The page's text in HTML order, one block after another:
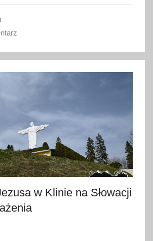
w Klinie na Słowacji